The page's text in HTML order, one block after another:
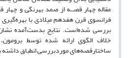
مقاله چهار قصــه از صمد بهرنگی و
فرانسوی قرن هفدهم میلادی با بهره‌گیری
بررسی شده‌است. نتایج بدست‌آمده
خلاف الگوی ارائه شده توسط
ساختار‌قصه‌های مورد‌بررسی انطباق